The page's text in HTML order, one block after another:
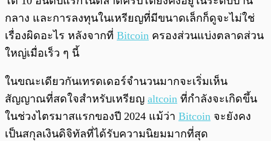
กลาง และการลงทุนในเหรียญที่มีขนาดเล็กก็ดูจะไม่ใช่
เรื่องผิดอะไร หลังจากที่ Bitcoin ครองส่วนแบ่งตลาดส่วน
ใหญ่เมื่อเร็ว ๆ นี้
ในขณะเดียวกันเทรดเดอร์จำนวนมากจะเริ่มเห็น
สัญญาณที่สดใจสำหรับเหรียญ altcoin ที่กำลังจะเกิดขึ้น
ในช่วงไตรมาสแรกของปี 2024 แม้ว่า Bitcoin จะยังคง
เป็นสกุลเงินดิจิทัลที่ได้รับความนิยมมากที่สุด